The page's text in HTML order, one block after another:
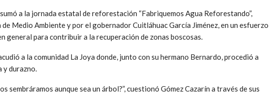
a la jornada estatal de reforestación “Fabriquemos Agua Reforestando”,
Medio Ambiente y por el gobernador Cuitláhuac García Jiménez, en un esfuerzo
general para contribuir a la recuperación de zonas boscosas.
a la comunidad La Joya donde, junto con su hermano Bernardo, procedió a
y durazno.
sembráramos aunque sea un árbol?”, cuestionó Gómez Cazarín a través de sus